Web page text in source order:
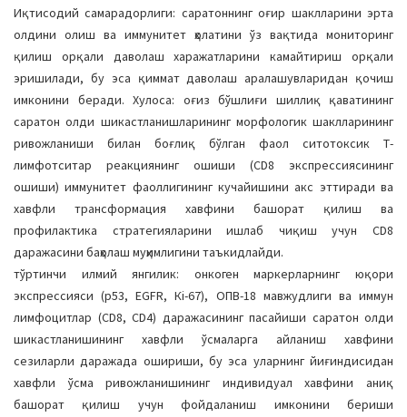
Иқтисодий самарадорлиги: саратоннинг оғир шаклларини эрта
олдини олиш ва иммунитет ҳолатини ўз вақтида мониторинг
қилиш орқали даволаш харажатларини камайтириш орқали
эришилади, бу эса қиммат даволаш аралашувларидан қочиш
имконини беради. Хулоса: оғиз бўшлиғи шиллиқ қаватининг
саратон олди шикастланишларининг морфологик шаклларининг
ривожланиши билан боғлиқ бўлган фаол ситотоксик Т-
лимфотситар реакциянинг ошиши (CD8 экспрессиясининг
ошиши) иммунитет фаоллигининг кучайишини акс эттиради ва
хавфли трансформация хавфини башорат қилиш ва
профилактика стратегияларини ишлаб чиқиш учун CD8
даражасини баҳолаш муҳимлигини таъкидлайди.
тўртинчи илмий янгилик: онкоген маркерларнинг юқори
экспрессияси (p53, EGFR, Кi-67), ОПВ-18 мавжудлиги ва иммун
лимфоцитлар (CD8, CD4) даражасининг пасайиши саратон олди
шикастланишининг хавфли ўсмаларга айланиш хавфини
сезиларли даражада ошириши, бу эса уларнинг йиғиндисидан
хавфли ўсма ривожланишининг индивидуал хавфини аниқ
башорат қилиш учун фойдаланиш имконини бериши